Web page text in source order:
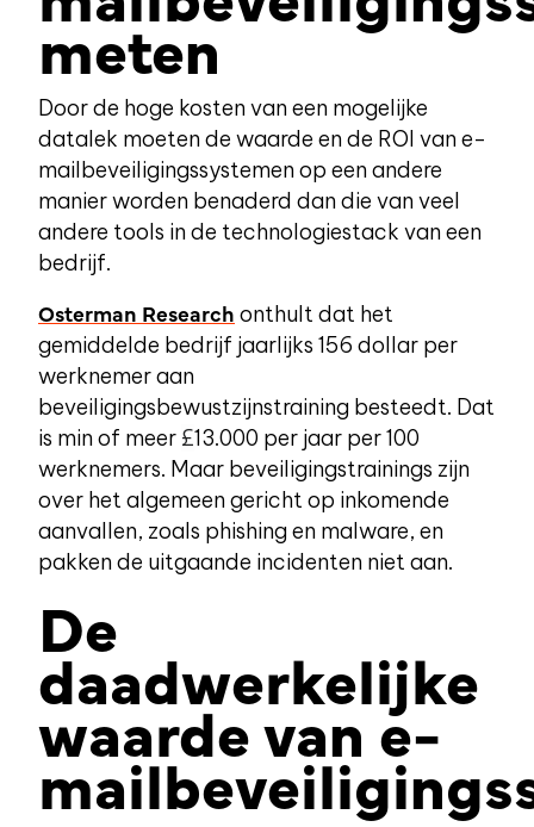
meten
Door de hoge kosten van een mogelijke
datalek moeten de waarde en de ROI van e-
mailbeveiligingssystemen op een andere
manier worden benaderd dan die van veel
andere tools in de technologiestack van een
bedrijf.
Osterman Research onthult dat het
gemiddelde bedrijf jaarlijks 156 dollar per
werknemer aan
beveiligingsbewustzijnstraining besteedt. Dat
is min of meer £13.000 per jaar per 100
werknemers. Maar beveiligingstrainings zijn
over het algemeen gericht op inkomende
aanvallen, zoals phishing en malware, en
pakken de uitgaande incidenten niet aan.
De
daadwerkelijke
waarde van e-